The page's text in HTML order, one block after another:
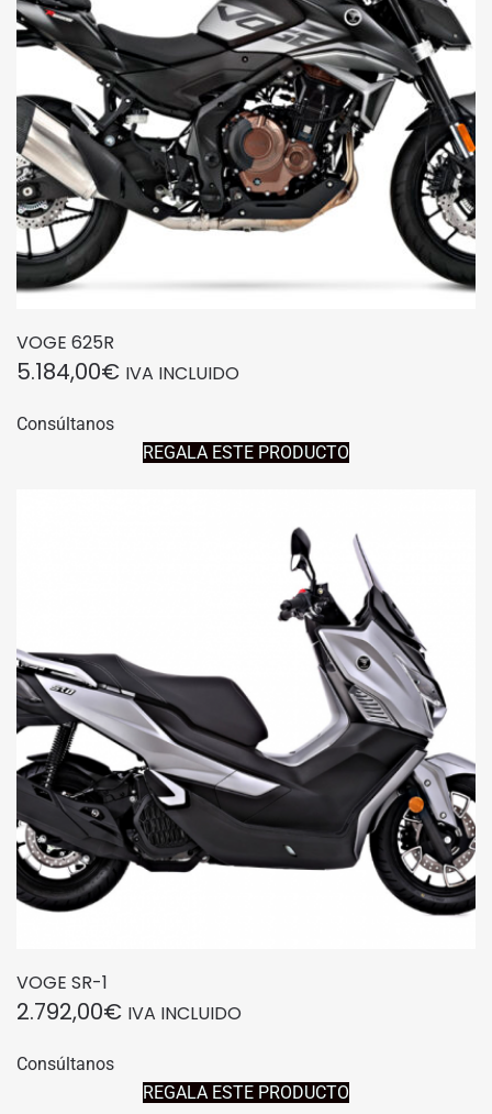
VOGE 625R
5.184,00€ IVA INCLUIDO
Consúltanos
REGALA ESTE PRODUCTO
VOGE SR-1
2.792,00€ IVA INCLUIDO
Consúltanos
REGALA ESTE PRODUCTO